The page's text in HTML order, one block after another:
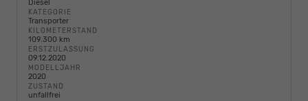
Diesel
KATEGORIE
Transporter
KILOMETERSTAND
109.300 km
ERSTZULASSUNG
09.12.2020
MODELLJAHR
2020
ZUSTAND
unfallfrei